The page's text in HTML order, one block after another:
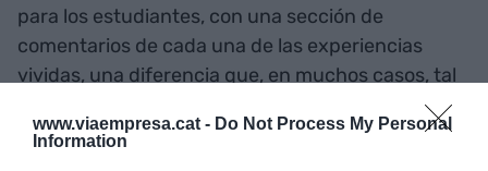
www.viaempresa.cat - Do Not Process My Personal
Information
para los estudiantes, con una sección de
comentarios de cada una de las experiencias
vividas, una diferencia que, en muchos casos, tal
como relata la fundadora, ha creado tensiones,
puesto que al principio no había ningún filtraje y